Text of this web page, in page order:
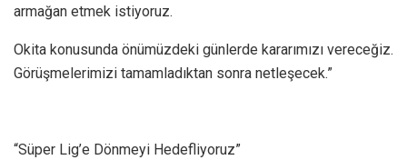
armağan etmek istiyoruz.
Okita konusunda önümüzdeki günlerde kararımızı vereceğiz.
Görüşmelerimizi tamamladıktan sonra netleşecek.”
“Süper Lig’e Dönmeyi Hedefliyoruz”